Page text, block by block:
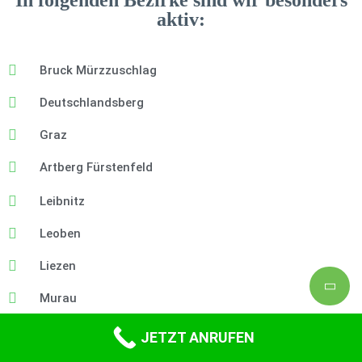
aktiv:
Bruck Mürzzuschlag
Deutschlandsberg
Graz
Artberg Fürstenfeld
Leibnitz
Leoben
Liezen
Murau
JETZT ANRUFEN